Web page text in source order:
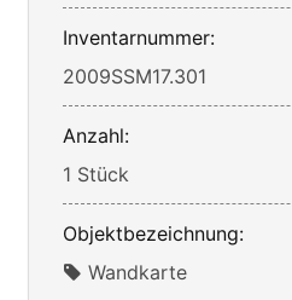
Inventarnummer:
2009SSM17.301
Anzahl:
1 Stück
Objektbezeichnung:
Wandkarte